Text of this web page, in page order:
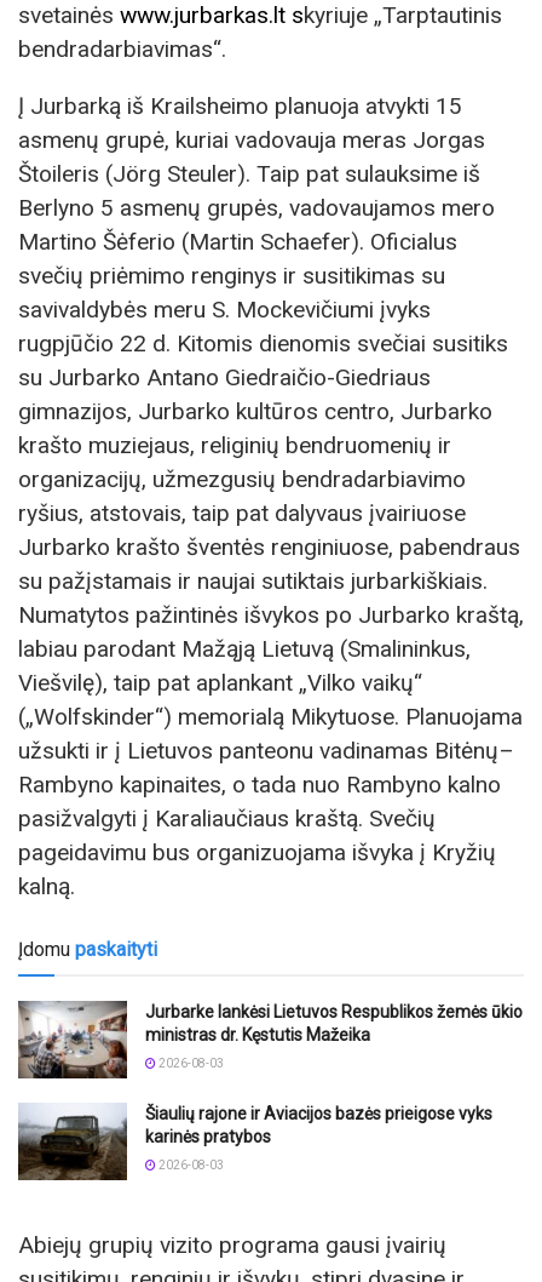
svetainės www.jurbarkas.lt skyriuje „Tarptautinis
bendradarbiavimas“.
Į Jurbarką iš Krailsheimo planuoja atvykti 15
asmenų grupė, kuriai vadovauja meras Jorgas
Štoileris (Jörg Steuler). Taip pat sulauksime iš
Berlyno 5 asmenų grupės, vadovaujamos mero
Martino Šėferio (Martin Schaefer). Oficialus
svečių priėmimo renginys ir susitikimas su
savivaldybės meru S. Mockevičiumi įvyks
rugpjūčio 22 d. Kitomis dienomis svečiai susitiks
su Jurbarko Antano Giedraičio-Giedriaus
gimnazijos, Jurbarko kultūros centro, Jurbarko
krašto muziejaus, religinių bendruomenių ir
organizacijų, užmezgusių bendradarbiavimo
ryšius, atstovais, taip pat dalyvaus įvairiuose
Jurbarko krašto šventės renginiuose, pabendraus
su pažįstamais ir naujai sutiktais jurbarkiškiais.
Numatytos pažintinės išvykos po Jurbarko kraštą,
labiau parodant Mažąją Lietuvą (Smalininkus,
Viešvilę), taip pat aplankant „Vilko vaikų“
(„Wolfskinder“) memorialą Mikytuose. Planuojama
užsukti ir į Lietuvos panteonu vadinamas Bitėnų–
Rambyno kapinaites, o tada nuo Rambyno kalno
pasižvalgyti į Karaliaučiaus kraštą. Svečių
pageidavimu bus organizuojama išvyka į Kryžių
kalną.
Įdomu paskaityti
Jurbarke lankėsi Lietuvos Respublikos žemės ūkio
ministras dr. Kęstutis Mažeika
2026-08-03
Šiaulių rajone ir Aviacijos bazės prieigose vyks
karinės pratybos
2026-08-03
Abiejų grupių vizito programa gausi įvairių